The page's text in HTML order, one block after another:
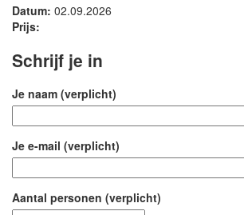
Datum: 02.09.2026
Prijs:
Schrijf je in
Je naam (verplicht)
Je e-mail (verplicht)
Aantal personen (verplicht)